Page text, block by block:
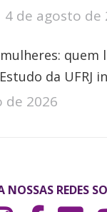
4 de agosto de
quem
da UFRJ
de 2026
NOSSAS REDES